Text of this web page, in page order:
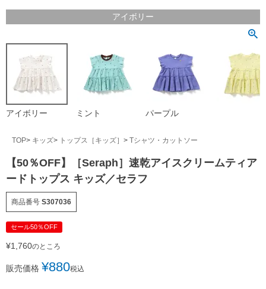
アイボリー
アイボリー ミント パープル
TOP キッズ トップス［キッズ］ Tシャツ・カットソー
【50％OFF】［Seraph］速乾アイスクリームティア
ードトップス キッズ／セラフ
商品番号 S307036
セール50％OFF
¥1,760のところ
販売価格 ¥880税込